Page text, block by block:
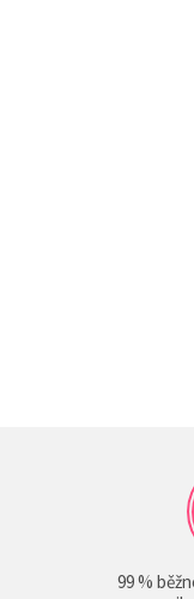
99 %